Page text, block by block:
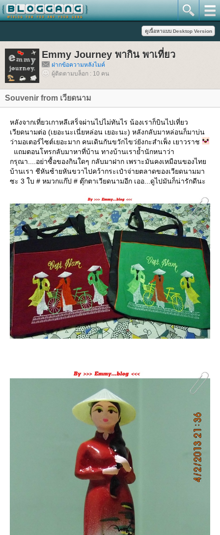
Emmy Journey พากิน พาเที่ยว
ฝากข้อความหลังไมค์
ผู้ติดตามบล็อก : 10 คน
Souvenir from เวียดนาม
หลังจากเที่ยวเกาหลีเสร็จผ่านไปไม่ทันไร น้องเราก็บินไปเที่ยว
เวียดนามต่อ (เยอะนะเนี่ยหล่อน เยอะนะ) หลังกลับมาหล่อนก็มาบ่น
ว่ามอเตอร์ไซต์เยอะมาก คนเดินกันขวักไขว่ยังกะสำเพ็ง เยาวราช
ถมตอนโทรกลับมาหาที่บ้าน ทางบ้านเราย้ำนักหนาว่า
กรุณา....อย่าซื้อของกินใดๆ กลับมาฝาก เพราะมันคงเหมือนของไท
บ้านเรา ชีหันซ้ายหันขวาไปคว้ากระเป๋าจ่ายตลาดของเวียดนามมา
ซะ 3 ใบ # หมวกแก๊ป # ตุ๊กตาเวียดนามอีก เออ...ดูไปมันก็น่ารักดีนะ